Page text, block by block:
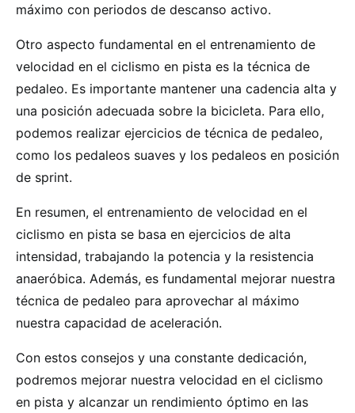
máximo con periodos de descanso activo.
Otro aspecto fundamental en el entrenamiento de
velocidad en el ciclismo en pista es la técnica de
pedaleo. Es importante mantener una cadencia alta y
una posición adecuada sobre la bicicleta. Para ello,
podemos realizar ejercicios de técnica de pedaleo,
como los pedaleos suaves y los pedaleos en posición
de sprint.
En resumen, el entrenamiento de velocidad en el
ciclismo en pista se basa en ejercicios de alta
intensidad, trabajando la potencia y la resistencia
anaeróbica. Además, es fundamental mejorar nuestra
técnica de pedaleo para aprovechar al máximo
nuestra capacidad de aceleración.
Con estos consejos y una constante dedicación,
podremos mejorar nuestra velocidad en el ciclismo
en pista y alcanzar un rendimiento óptimo en las